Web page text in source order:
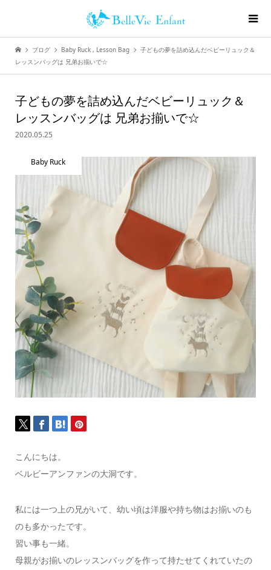
ブログ Baby Ruck , Lesson Bag
子どもの夢を詰め込んだベビーリュック＆
レッスンバッグは 兄弟お揃いで☆
子どもの夢を詰め込んだベビーリュック＆
レッスンバッグは 兄弟お揃いで☆
2020.05.25
Baby Ruck
こんにちは。
ベルビーアンファンの大洞です。
私には一つ上の兄がいて、幼い頃は洋服や持ち物はお揃いのも
のも多かったです。
習い事も一緒。
母親がお揃いのレッスンバッグを作って持たせてくれていたの